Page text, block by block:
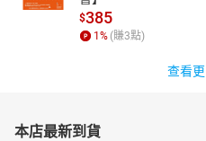
$385
1% (賺3點)
查看
本店最新到貨